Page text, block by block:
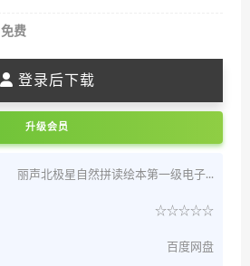
免费
登录后下载
升级会员
丽声北极星自然拼读绘本第一级电子...
☆☆☆☆☆
百度网盘